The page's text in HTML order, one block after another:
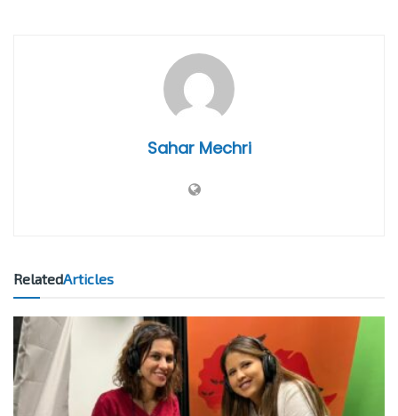
Sahar Mechri
RelatedArticles